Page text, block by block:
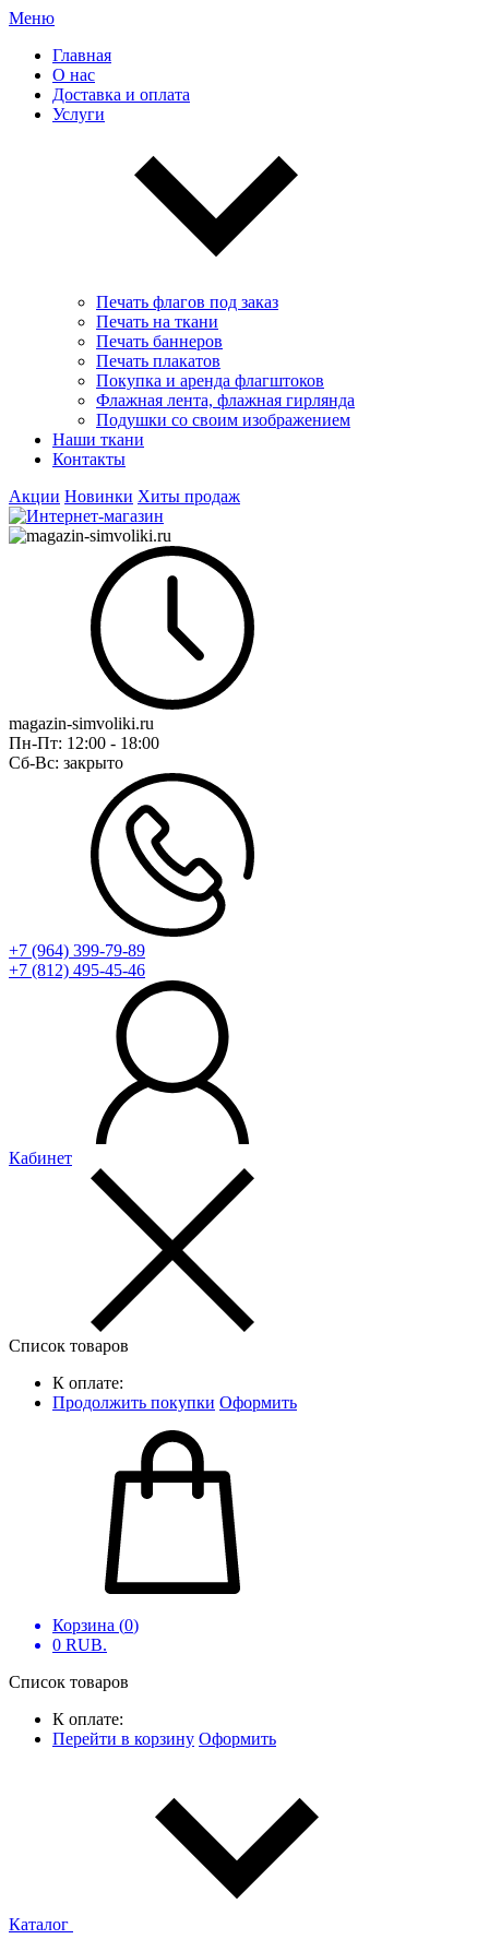
Меню
Главная
О нас
Доставка и оплата
Услуги
Печать флагов под заказ
Печать на ткани
Печать баннеров
Печать плакатов
Покупка и аренда флагштоков
Флажная лента, флажная гирлянда
Подушки со своим изображением
Наши ткани
Контакты
Акции Новинки Хиты продаж
magazin-simvoliki.ru
Пн-Пт: 12:00 - 18:00
Сб-Вс: закрыто
+7 (964) 399-79-89
+7 (812) 495-45-46
Кабинет
Список товаров
К оплате:
Продолжить покупки Оформить
Корзина (0)
0 RUB.
Список товаров
К оплате:
Перейти в корзину Оформить
Каталог